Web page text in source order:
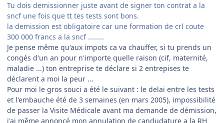
Tu dois demissionner juste avant de signer ton contrat a la
sncf une fois que tt tes tests sont bons.
la demission est obligatoire car une formation de crl coute
300 000 francs a la sncf ........
Je pense même qu'aux impots ca va chauffer, si tu prends un
congés d'un an pour n'importe quelle raison (cif, maternité,
maladie ...) ton entreprise te déclare si 2 entrepises te
déclarent a moi la peur ...
Pour moi le gros souci a été le suivant : le delai entre les tests
et l'embauche été de 3 semaines (en mars 2005), impossibilité
de passer la Visite Médicale avant ma demande de démission,
j'ai même annoncé mon annulation de candudature a la RH